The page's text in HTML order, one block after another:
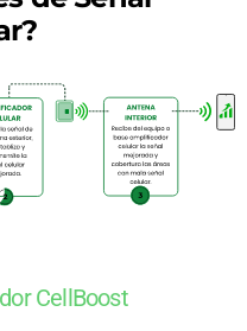
CellBoost